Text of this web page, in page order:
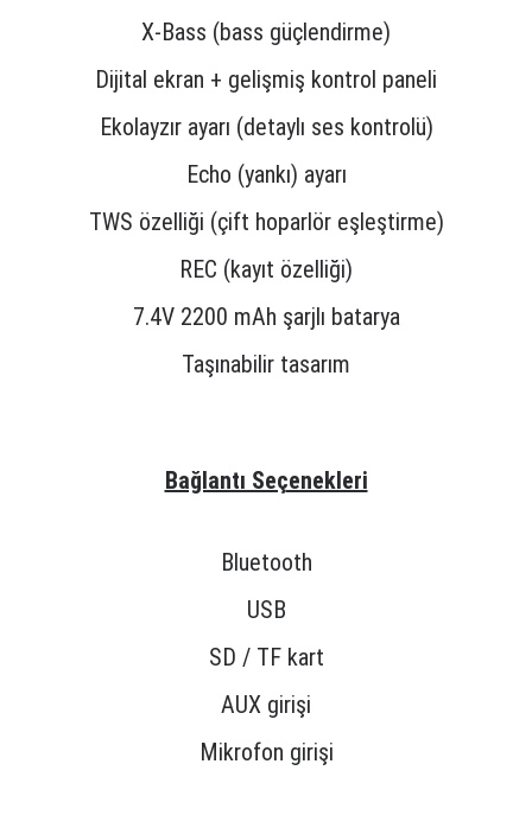
X-Bass (bass güçlendirme)
Dijital ekran + gelişmiş kontrol paneli
Ekolayzır ayarı (detaylı ses kontrolü)
Echo (yankı) ayarı
TWS özelliği (çift hoparlör eşleştirme)
REC (kayıt özelliği)
7.4V 2200 mAh şarjlı batarya
Taşınabilir tasarım
Bağlantı Seçenekleri
Bluetooth
USB
SD / TF kart
AUX girişi
Mikrofon girişi